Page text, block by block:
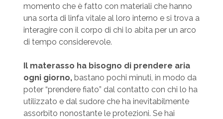
momento che è fatto con materiali che hanno
una sorta di linfa vitale al loro interno e si trova a
interagire con il corpo di chi lo abita per un arco
di tempo considerevole.
Il materasso ha bisogno di prendere aria
ogni giorno,bastano pochi minuti, in modo da
poter “prendere fiato” dal contatto con chi lo ha
utilizzato e dal sudore che ha inevitabilmente
assorbito nonostante le protezioni. Se hai